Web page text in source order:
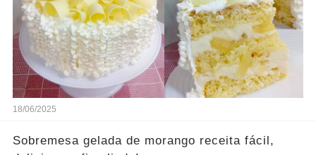
18/06/2025
Sobremesa gelada de morango receita fácil,